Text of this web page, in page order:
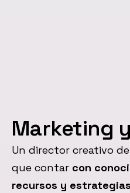
Marketing
Un director creativo
que contar con
recursos y estrategias